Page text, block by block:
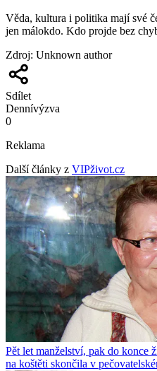
Věda, kultura i politika mají své
jen málokdo. Kdo projde bez
Zdroj: Unknown author
Sdílet
Dennívýzva
0
Reklama
Další články z VIPživot.cz
Pět let manželství, pak do konce
na koštěti skončila v